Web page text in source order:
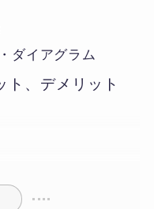
ダイアグラム
ト、デメリット